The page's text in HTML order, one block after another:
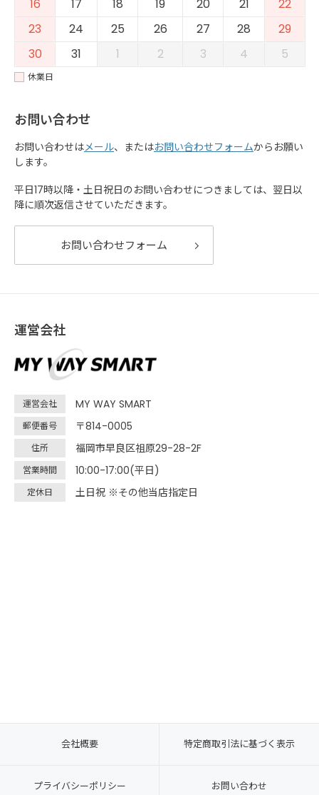
16
17 18 19 20 21
22
23
24 25 26 27 28
29
30
31 1 2 3 4 5
休業日
お問い合わせ
お問い合わせはメール、またはお問い合わせフォームからお願い
します。
平日17時以降・土日祝日のお問い合わせにつきましては、翌日以
降に順次返信させていただきます。
お問い合わせフォーム
運営会社
運営会社 MY WAY SMART
郵便番号 〒814-0005
住所 福岡市早良区祖原29-28-2F
営業時間 10:00-17:00(平日)
定休日 土日祝 ※その他当店指定日
会社概要 特定商取引法に基づく表示
プライバシーポリシー お問い合わせ